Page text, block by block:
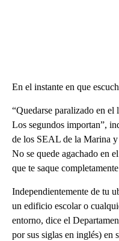
En el instante en que
“Quedarse paralizado en el
Los segundos importan”,
de los SEAL de la Marina
No se quede agachado en
que te saque
Independientemente de tu
un edificio escolar o
entorno, dice el
por sus siglas en inglés) en